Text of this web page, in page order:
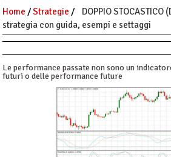
Home /Strategie /
DOPPIO
strategia con guida, esempi e settaggi
Le performance passate non sono un
futuri o delle performance future